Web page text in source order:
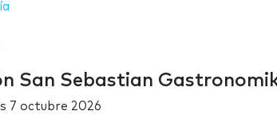
San Sebastian
7 octubre 2026